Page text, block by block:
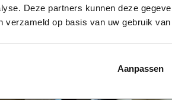
Deze partners kunnen deze
verzameld op basis van uw gebruik
Aanpassen